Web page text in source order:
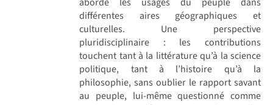
différentes aires géographiques et
culturelles. Une perspective
pluridisciplinaire : les contributions
touchent tant à la littérature qu’à la science
politique, tant à l’histoire qu’à la
philosophie, sans oublier le rapport savant
au peuple, lui-même questionné comme